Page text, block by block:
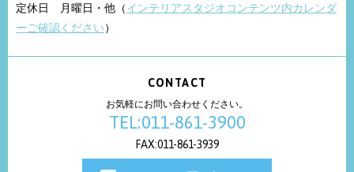
定休日 月曜日・他（インテリアスタジオコンテンツ内カレンダ
ーご確認ください）
CONTACT
お気軽にお問い合わせください。
TEL:011-861-3900
FAX:011-861-3939